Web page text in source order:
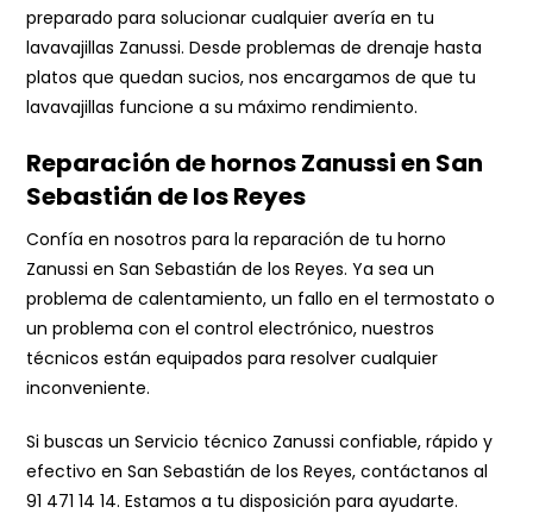
preparado para solucionar cualquier avería en tu
lavavajillas Zanussi. Desde problemas de drenaje hasta
platos que quedan sucios, nos encargamos de que tu
lavavajillas funcione a su máximo rendimiento.
Reparación de hornos Zanussi en San
Sebastián de los Reyes
Confía en nosotros para la reparación de tu horno
Zanussi en San Sebastián de los Reyes. Ya sea un
problema de calentamiento, un fallo en el termostato o
un problema con el control electrónico, nuestros
técnicos están equipados para resolver cualquier
inconveniente.
Si buscas unServicio técnico Zanussi confiable, rápido y
efectivo en San Sebastián de los Reyes, contáctanos al
91 471 14 14. Estamos a tu disposición para ayudarte.